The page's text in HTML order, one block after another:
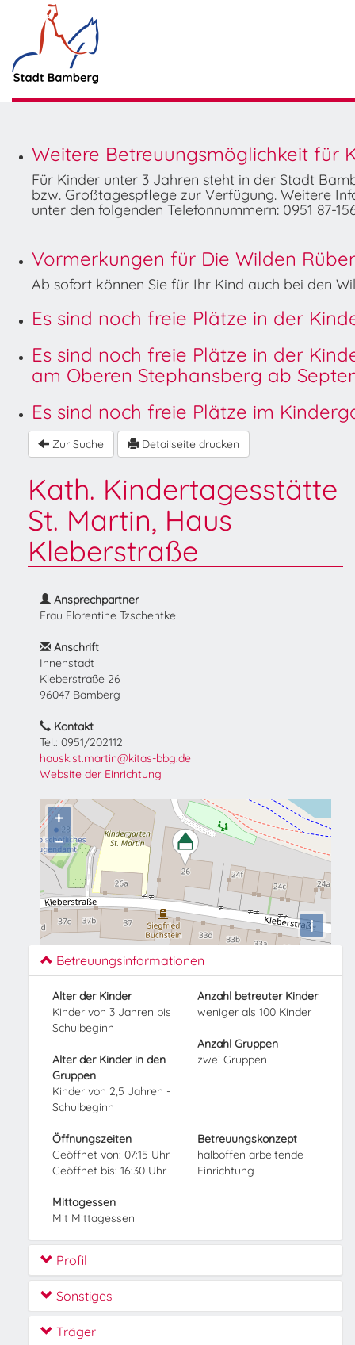
Weitere Betreuungsmöglichkeit für
Für Kinder unter 3 Jahren steht in der Stadt
bzw. Großtagespflege zur Verfügung. Weitere
unter den folgenden Telefonnummern: 0951 87-
Vormerkungen für Die Wilden
Ab sofort können Sie für Ihr Kind auch bei den
Es sind noch freie Plätze in der
Es sind noch freie Plätze in der
am Oberen Stephansberg ab
Es sind noch freie Plätze im
Zur Suche Detailseite drucken
Kath. Kindertagesstätte
St. Martin, Haus
Kleberstraße
Ansprechpartner
Frau Florentine Tzschentke
Anschrift
Innenstadt
Kleberstraße 26
96047 Bamberg
Kontakt
Tel.: 0951/202112
hausk.st.martin@kitas-bbg.de
Website der Einrichtung
+
−
i
Betreuungsinformationen
Alter der Kinder
Kinder von 3 Jahren bis
Schulbeginn
Alter der Kinder in den
Gruppen
Kinder von 2,5 Jahren -
Schulbeginn
Anzahl betreuter Kinder
weniger als 100 Kinder
Anzahl Gruppen
zwei Gruppen
Öffnungszeiten
Geöffnet von: 07:15 Uhr
Geöffnet bis: 16:30 Uhr
Mittagessen
Mit Mittagessen
Betreuungskonzept
halboffen arbeitende
Einrichtung
Profil
Sonstiges
Träger